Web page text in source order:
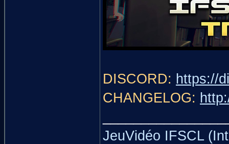
DISCORD: https://
CHANGELOG:
JeuVidéo IFSCL